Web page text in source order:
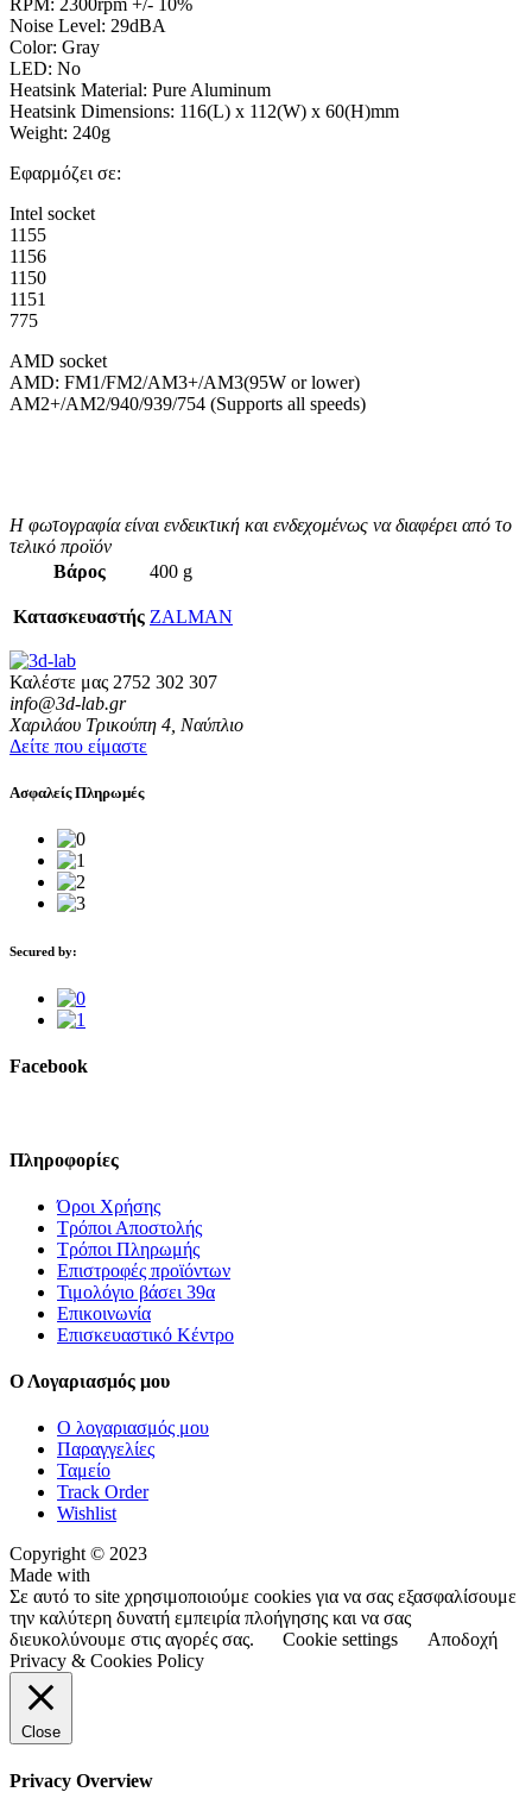
Noise Level: 29dBA
Color: Gray
LED: No
Heatsink Material: Pure Aluminum
Heatsink Dimensions: 116(L) x 112(W) x 60(H)mm
Weight: 240g
Εφαρμόζει σε:
Intel socket
1155
1156
1150
1151
775
AMD socket
AMD: FM1/FM2/AM3+/AM3(95W or lower)
AM2+/AM2/940/939/754 (Supports all speeds)
Η φωτογραφία είναι ενδεικτική και ενδεχομένως να διαφέρει από το
τελικό προϊόν
Βάρος
400 g
Κατασκευαστής ZALMAN
Καλέστε μας 2752 302 307
info@3d-lab.gr
Χαριλάου Τρικούπη 4, Ναύπλιο
Δείτε που είμαστε
Ασφαλείς Πληρωμές
Secured by:
Facebook
Πληροφορίες
Όροι Χρήσης
Τρόποι Αποστολής
Τρόποι Πληρωμής
Επιστροφές προϊόντων
Τιμολόγιο βάσει 39α
Επικοινωνία
Επισκευαστικό Κέντρο
Ο Λογαριασμός μου
Ο λογαριασμός μου
Παραγγελίες
Ταμείο
Track Order
Wishlist
Copyright © 2023
Made with
Σε αυτό το site χρησιμοποιούμε cookies για να σας εξασφαλίσουμε
την καλύτερη δυνατή εμπειρία πλοήγησης και να σας
διευκολύνουμε στις αγορές σας.
Cookie settings
Αποδοχή
Privacy & Cookies Policy
Close
Privacy Overview